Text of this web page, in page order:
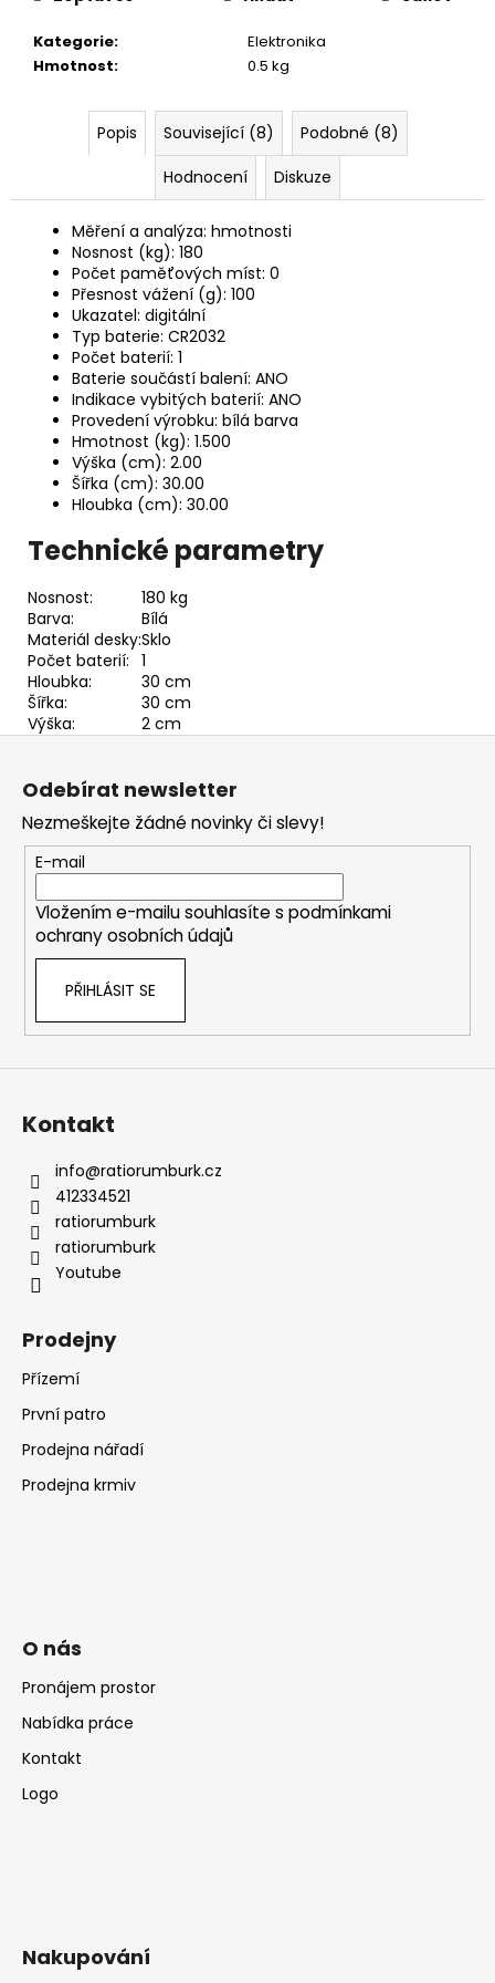
Kategorie:
Elektronika
Hmotnost: 0.5 kg
Popis Související (8)
Podobné (8)
Hodnocení
Diskuze
Měření a analýza: hmotnosti
Nosnost (kg): 180
Počet paměťových míst: 0
Přesnost vážení (g): 100
Ukazatel: digitální
Typ baterie: CR2032
Počet baterií: 1
Baterie součástí balení: ANO
Indikace vybitých baterií: ANO
Provedení výrobku: bílá barva
Hmotnost (kg): 1.500
Výška (cm): 2.00
Šířka (cm): 30.00
Hloubka (cm): 30.00
Technické parametry
Nosnost:
180 kg
Barva:
Bílá
Materiál desky:Sklo
Počet baterií: 1
Hloubka:
30 cm
Šířka:
30 cm
Výška:
2 cm
e
Odebírat newsletter
Nezmeškejte žádné novinky či slevy!
E-mail
Vložením e-mailu souhlasíte s podmínkami
ochrany osobních údajů
PŘIHLÁSIT SE
Kontakt
info@ratiorumburk.cz
412334521
ratiorumburk
ratiorumburk
Youtube
Prodejny
Přízemí
První patro
Prodejna nářadí
Prodejna krmiv
O nás
Pronájem prostor
Nabídka práce
Kontakt
Logo
Nakupování